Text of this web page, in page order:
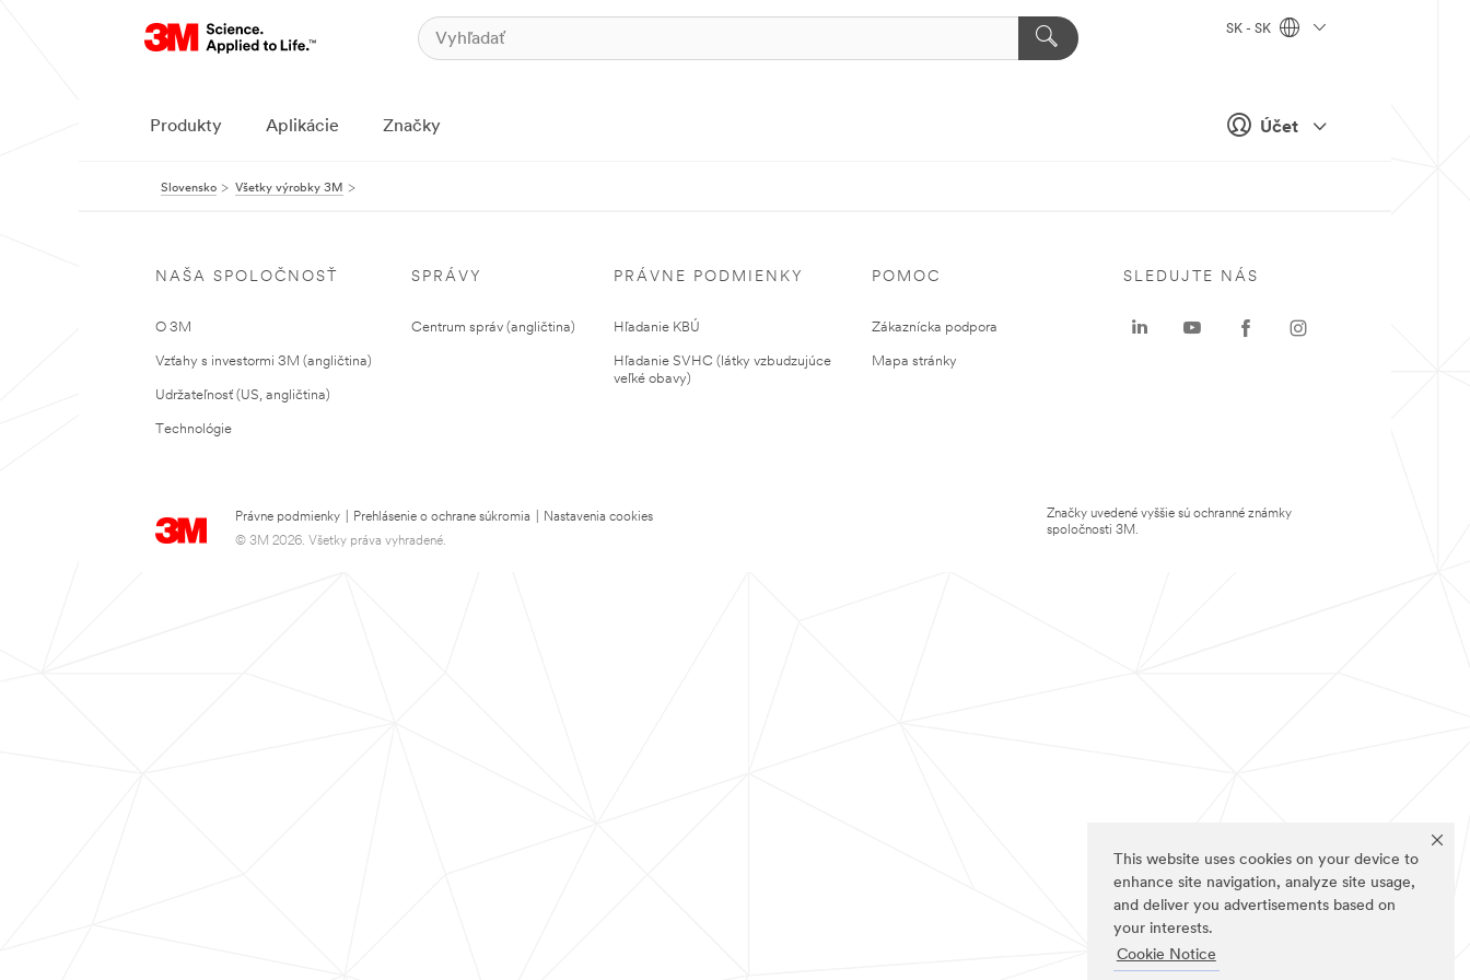
This website uses cookies on your device to
enhance site navigation, analyze site usage,
and deliver you advertisements based on
your interests.
Cookie Notice
Účet
SK - SK
Produkty Aplikácie Značky
Slovensko Všetky výrobky 3M
NAŠA SPOLOČNOSŤ
O 3M
Vzťahy s investormi 3M (angličtina)
Udržateľnosť (US, angličtina)
Technológie
SPRÁVY
Centrum správ (angličtina)
PRÁVNE PODMIENKY
Hľadanie KBÚ
Hľadanie SVHC (látky vzbudzujúce
veľké obavy)
POMOC
Zákaznícka podpora
Mapa stránky
Právne podmienky Prehlásenie o ochrane súkromia
Nastavenia cookies
© 3M 2026. Všetky práva vyhradené.
SLEDUJTE NÁS
Značky uvedené vyššie sú ochranné známky
spoločnosti 3M.